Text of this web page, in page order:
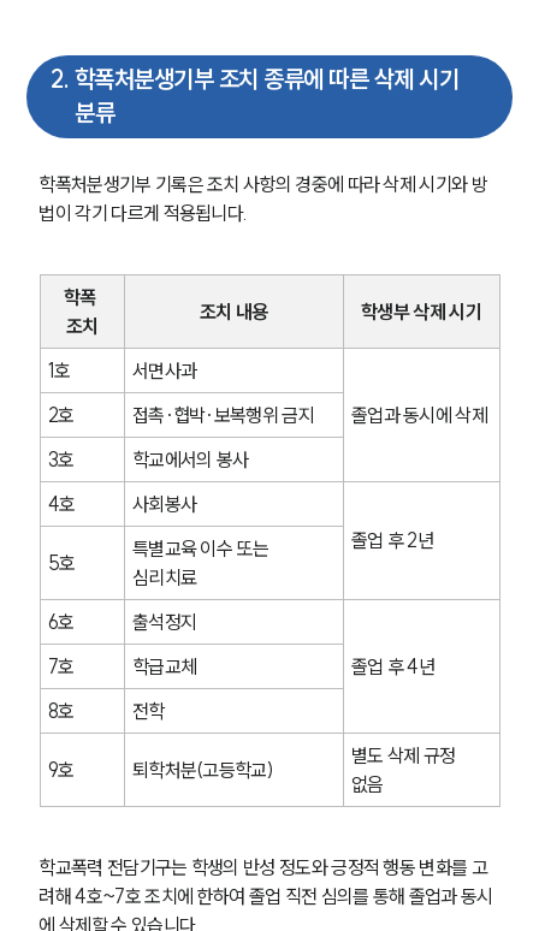
2. 학폭처분생기부 조치 종류에 따른 삭제 시기
분류
학폭처분생기부 기록은 조치 사항의 경중에 따라 삭제 시기와 방
법이 각기 다르게 적용됩니다.
학폭
조치
조치 내용 학생부 삭제 시기
1호
서면사과
졸업과 동시에 삭제
2호
접촉·협박·보복행위 금지
3호
학교에서의 봉사
4호
사회봉사
졸업 후 2년
5호
특별교육 이수 또는
심리치료
6호
출석정지
졸업 후 4년
7호
학급교체
8호
전학
9호 퇴학처분(고등학교)
별도 삭제 규정
없음
학교폭력 전담기구는 학생의 반성 정도와 긍정적 행동 변화를 고
려해 4호~7호 조치에 한하여 졸업 직전 심의를 통해 졸업과 동시
에 삭제할 수 있습니다.